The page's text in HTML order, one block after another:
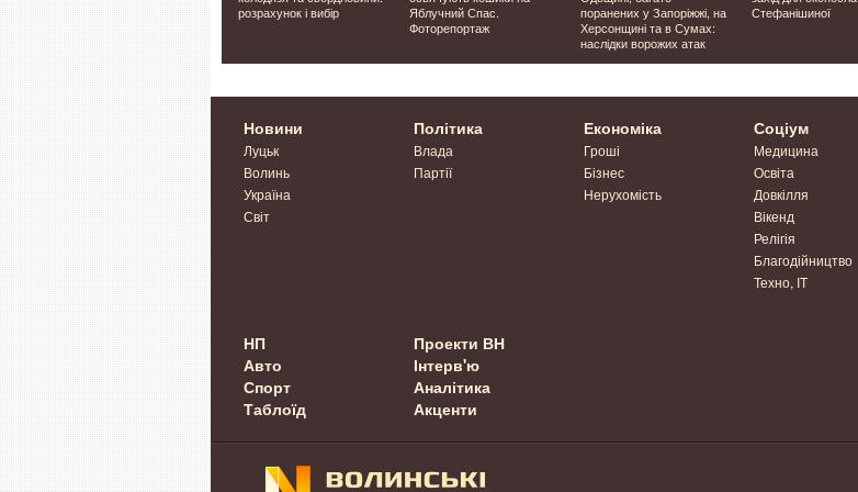
підтримки грудного
вигодовування
розрахунок і вибір
Яблучний Спас.
Фоторепортаж
поранених у Запоріжжі, на
Херсонщині та в Сумах:
наслідки ворожих атак
Стефанішиної
Новини
Луцьк
Волинь
Україна
Світ
Політика
Влада
Партії
Економіка
Гроші
Бізнес
Нерухомість
Соціум
Медицина
Освіта
Довкілля
Вікенд
Релігія
Благодійництво
Техно, IT
НП
Авто
Спорт
Таблоїд
Проекти ВН
Інтерв'ю
Аналітика
Акценти